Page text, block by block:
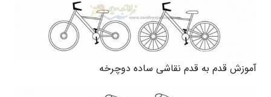
آموزش قدم به قدم نقاشی ساده دوچرخه